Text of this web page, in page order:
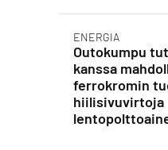
ENERGIA
Outokumpu
kanssa
ferrokromin
hiilisivuvirtoja